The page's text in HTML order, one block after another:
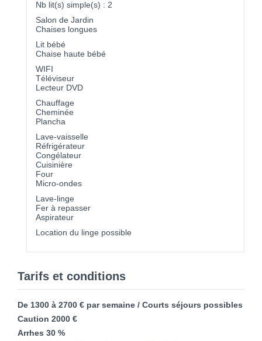
Nb lit(s) simple(s) : 2
Salon de Jardin
Chaises longues
Lit bébé
Chaise haute bébé
WIFI
Téléviseur
Lecteur DVD
Chauffage
Cheminée
Plancha
Lave-vaisselle
Réfrigérateur
Congélateur
Cuisinière
Four
Micro-ondes
Lave-linge
Fer à repasser
Aspirateur
Location du linge possible
Tarifs et conditions
De 1300 à 2700 € par semaine / Courts séjours possibles
Caution 2000 €
Arrhes 30 %